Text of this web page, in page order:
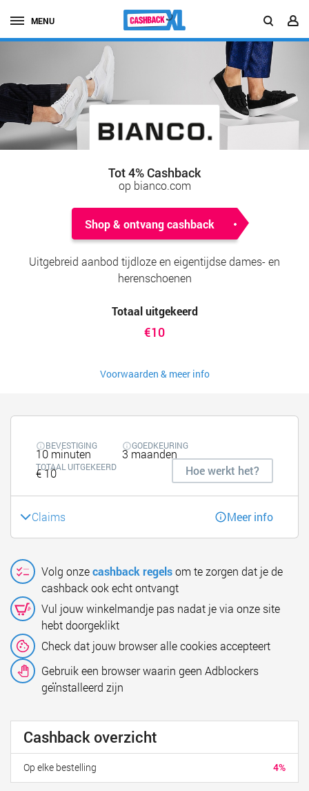
MENU
Tot 4% Cashback
op bianco.com
Shop & ontvang cashback
Uitgebreid aanbod tijdloze en eigentijdse dames- en
herenschoenen
Totaal uitgekeerd
€10
Voorwaarden & meer info
BEVESTIGING
10 minuten
GOEDKEURING
3 maanden
TOTAAL UITGEKEERD
€ 10 Hoe werkt het?
Claims Meer info
Volg onzecashback regelsom te zorgen dat je de
cashback ook echt ontvangt
Vul jouw winkelmandje pas nadat je via onze site
hebt doorgeklikt
Check dat jouw browser alle cookies accepteert
Gebruik een browser waarin geen Adblockers
geïnstalleerd zijn
Cashback overzicht
4%
Op elke bestelling